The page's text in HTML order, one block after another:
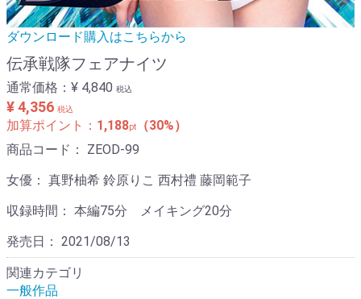
ダウンロード購入はこちらから
伝承戦隊フェアナイツ
通常価格： ¥ 4,840 税込
¥ 4,356 税込
加算ポイント： 1,188pt
（30%）
商品コード： ZEOD-99
女優： 真野柚希 鈴原りこ 西村禮 藤岡範子
収録時間： 本編75分 メイキング20分
発売日： 2021/08/13
関連カテゴリ
一般作品